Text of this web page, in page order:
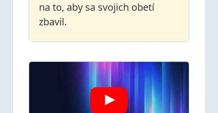
na to, aby sa svojich obetí
zbavil.